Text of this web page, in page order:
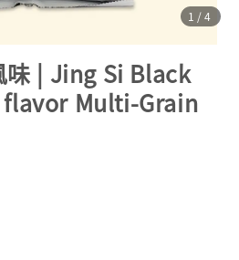
1 /4
味 | Jing Si Black
Multi-Grain